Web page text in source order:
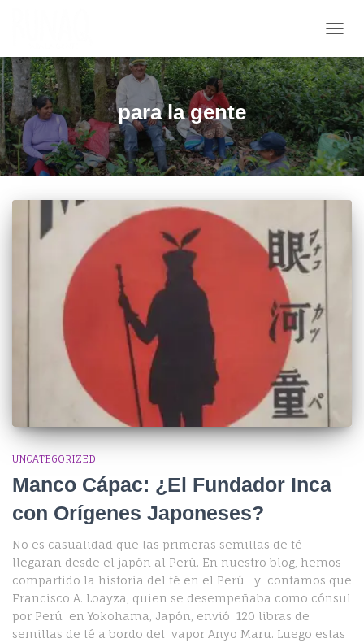
DE
para la gente
UNCATEGORIZED
Manco Cápac: ¿El Fundador Inca
con Orígenes Japoneses?
No es casualidad que las primeras semillas de té
llegaran desde el japón al Perú. En nuestro blog, hemos
compartido la historia del té en el Perú y contamos que
Francisco A. Loayza, quien se desempeñaba como cónsul
por Perú en Yokohama, Japón, envió 120 libras de
semillas de té a bordo del vapor Anyo Maru. Luego estas